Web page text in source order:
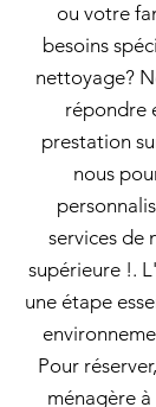
ou votre
besoins
nettoyage?
répondre
prestation
nous
services de
supérieure !.
une étape
Pour
ménagère